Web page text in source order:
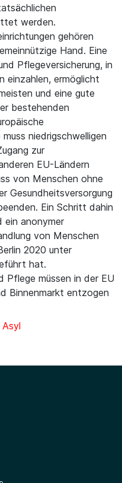
werden.
gehören
Hand. Eine
Pflegeversicherung, in
einzahlen, ermöglicht
und eine gute
bestehenden
niedrigschwelligen
zur
EU-Ländern
von Menschen ohne
Gesundheitsversorgung
Ein Schritt dahin
ein anonymer
von Menschen
2020 unter
hat.
Pflege müssen in der EU
Binnenmarkt entzogen